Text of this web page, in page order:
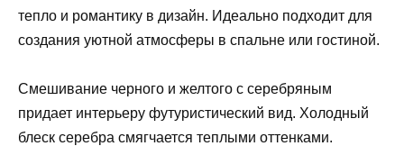
тепло и романтику в дизайн. Идеально подходит для
создания уютной атмосферы в спальне или гостиной.
Смешивание черного и желтого с серебряным
придает интерьеру футуристический вид. Холодный
блеск серебра смягчается теплыми оттенками.